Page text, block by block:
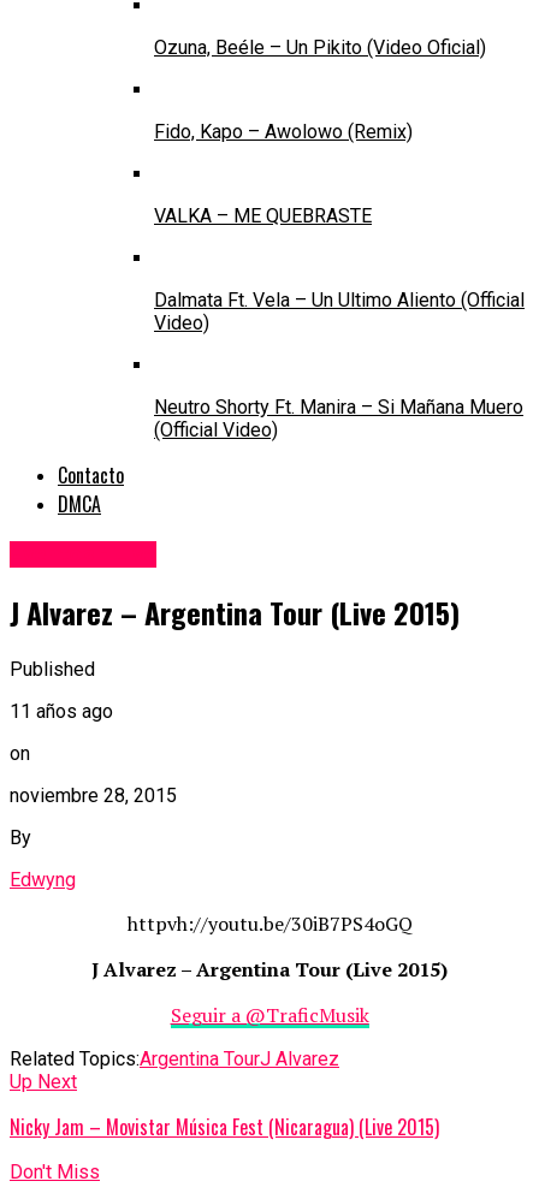
Ozuna, Beéle – Un Pikito (Video Oficial)
Fido, Kapo – Awolowo (Remix)
VALKA – ME QUEBRASTE
Dalmata Ft. Vela – Un Ultimo Aliento (Official
Video)
Neutro Shorty Ft. Manira – Si Mañana Muero
(Official Video)
Contacto
DMCA
J Alvarez – Argentina Tour (Live 2015)
Published
11 años ago
on
noviembre 28, 2015
By
Edwyng
httpvh://youtu.be/30iB7PS4oGQ
J Alvarez – Argentina Tour (Live 2015)
Seguir a @TraficMusik
Related Topics:Argentina TourJ Alvarez
Up Next
Nicky Jam – Movistar Música Fest (Nicaragua) (Live 2015)
Don't Miss